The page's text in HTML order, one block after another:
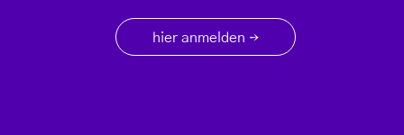
hier anmelden →